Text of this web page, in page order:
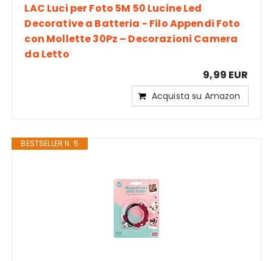
LAC Luci per Foto 5M 50 Lucine Led
Decorative a Batteria - Filo Appendi Foto
con Mollette 30Pz – Decorazioni Camera
da Letto
9,99 EUR
Acquista su Amazon
BESTSELLER N. 5